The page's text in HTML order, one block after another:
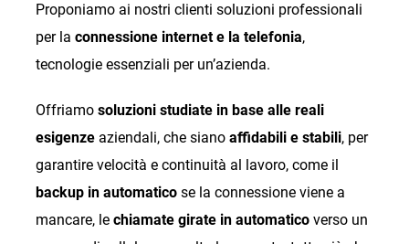
Proponiamo ai nostri clienti soluzioni professionali
per la connessione internet e la telefonia,
tecnologie essenziali per un’azienda.
Offriamo soluzioni studiate in base alle reali
esigenzeaziendali, che siano affidabili e stabili, per
garantire velocità e continuità al lavoro, come il
backup in automaticose la connessione viene a
mancare, le chiamate girate in automaticoverso un